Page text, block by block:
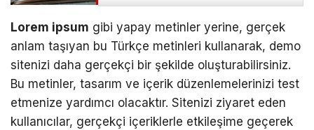
Lorem ipsum gibi yapay metinler yerine, gerçek
anlam taşıyan bu Türkçe metinleri kullanarak, demo
sitenizi daha gerçekçi bir şekilde oluşturabilirsiniz.
Bu metinler, tasarım ve içerik düzenlemelerinizi test
etmenize yardımcı olacaktır. Sitenizi ziyaret eden
kullanıcılar, gerçekçi içeriklerle etkileşime geçerek